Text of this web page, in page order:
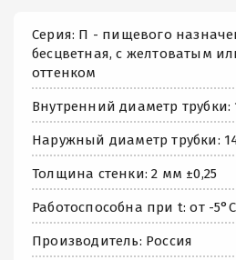
Серия: П - пищевого
бесцветная, с желтоватым
оттенком
Внутренний диаметр трубки:
Наружный диаметр трубки:
Толщина стенки: 2 мм ±0,25
Работоспособна при t: от -
Производитель: Россия